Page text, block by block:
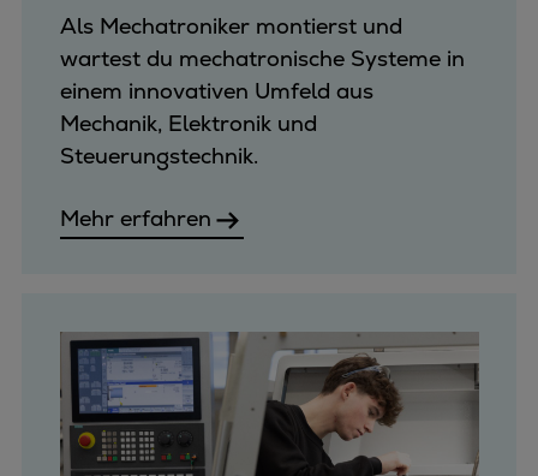
Als Mechatroniker montierst und
wartest du mechatronische Systeme in
einem innovativen Umfeld aus
Mechanik, Elektronik und
Steuerungstechnik.
Mehr erfahren